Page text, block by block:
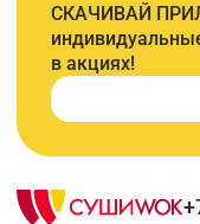
СКАЧИВАЙ
в акциях!